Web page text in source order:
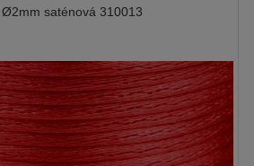
Ø2mm saténová 310013